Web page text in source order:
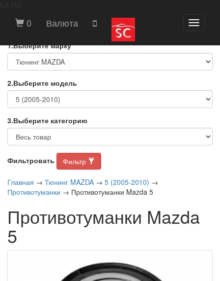
Toggle
0 Валюта
ВЫБЕРИТЕ МАРКУ И МОДЕЛЬ
АВТОМОБИЛЯ
1.Выберите марку
2.Выберите модель
3.Выберите категорию
Фильтровать Фильтр
Главная → Тюнинг MAZDA → 5 (2005-2010) →
Противотуманки → Противотуманки Mazda 5
Противотуманки Mazda
5